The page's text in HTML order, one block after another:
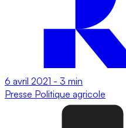
6 avril 2021 - 3 min
Presse Politique agricole